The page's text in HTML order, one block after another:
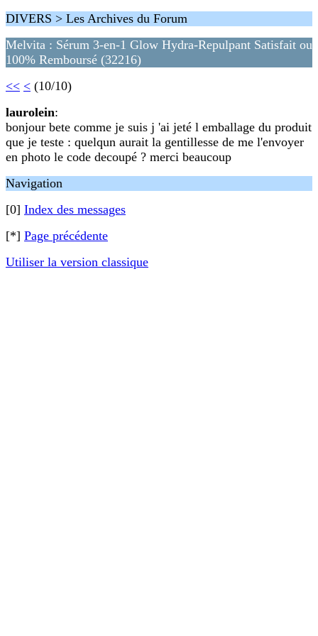
DIVERS > Les Archives du Forum
Melvita : Sérum 3-en-1 Glow Hydra-Repulpant Satisfait ou
100% Remboursé (32216)
<< < (10/10)
laurolein:
bonjour bete comme je suis j 'ai jeté l emballage du produit
que je teste : quelqun aurait la gentillesse de me l'envoyer
en photo le code decoupé ? merci beaucoup
Navigation
[0] Index des messages
[*] Page précédente
Utiliser la version classique